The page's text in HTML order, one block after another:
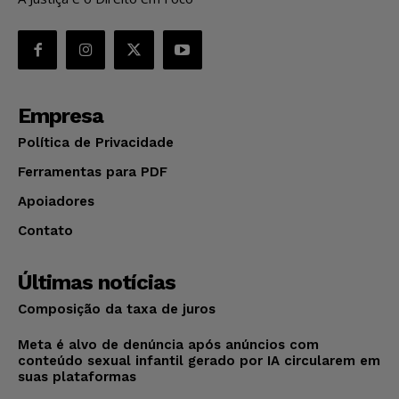
Empresa
Política de Privacidade
Ferramentas para PDF
Apoiadores
Contato
Últimas notícias
Composição da taxa de juros
Meta é alvo de denúncia após anúncios com
conteúdo sexual infantil gerado por IA circularem em
suas plataformas